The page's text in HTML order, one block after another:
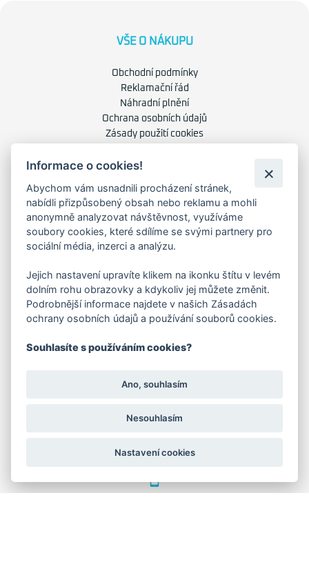
VŠE O NÁKUPU
Obchodní podmínky
Reklamační řád
Náhradní plnění
Ochrana osobních údajů
Zásady použití cookies
O NÁS
O společnosti
Kariéra
Kontakty
FAKTURAČNÍ ADRESA
Družstevní 1394/12
Praha 4 - Nusle, 140 00
IČO: 28404009
KORESP. ADRESA A SKLAD
Lutopecny 159 (areál bývalého ZD)
Informace o cookies!
Abychom vám usnadnili procházení stránek,
nabídli přizpůsobený obsah nebo reklamu a mohli
anonymně analyzovat návštěvnost, využíváme
soubory cookies, které sdílíme se svými partnery pro
sociální média, inzerci a analýzu.
Jejich nastavení upravíte klikem na ikonku štítu v levém
dolním rohu obrazovky a kdykoliv jej můžete změnit.
Podrobnější informace najdete v našich Zásadách
ochrany osobních údajů a používání souborů cookies.
Souhlasíte s používáním cookies?
Ano, souhlasím
Nesouhlasím
Nastavení cookies